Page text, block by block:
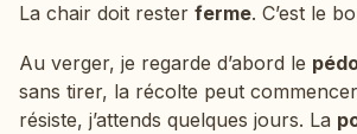
La chair doit rester ferme. C’est le
Au verger, je regarde d’abord le
sans tirer, la récolte peut
résiste, j’attends quelques jours. La